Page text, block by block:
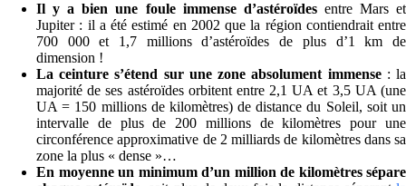
Il y a bien une foule immense d’astéroïdesentre Mars et
Jupiter : il a été estimé en 2002 que la région contiendrait entre
700 000 et 1,7 millions d’astéroïdes de plus d’1 km de
dimension !
La ceinture s’étend sur une zone absolument immense: la
majorité de ses astéroïdes orbitent entre 2,1 UA et 3,5 UA (une
UA = 150 millions de kilomètres) de distance du Soleil, soit un
intervalle de plus de 200 millions de kilomètres pour une
circonférence approximative de 2 milliards de kilomètres dans sa
zone la plus « dense »…
En moyenne un minimum d’un million de kilomètres sépare